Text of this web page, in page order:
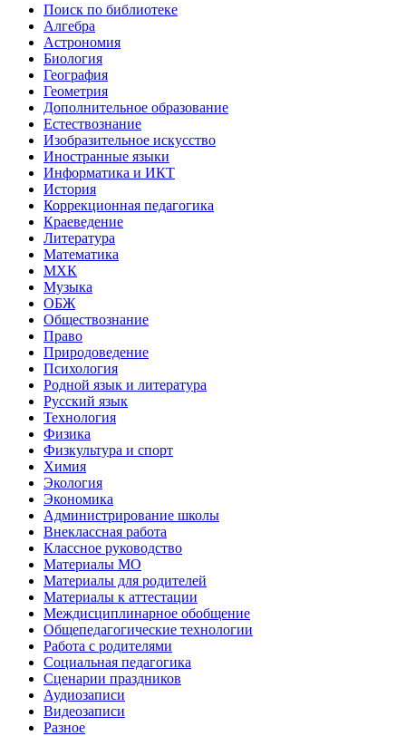
Поиск по библиотеке
Алгебра
Астрономия
Биология
География
Геометрия
Дополнительное образование
Естествознание
Изобразительное искусство
Иностранные языки
Информатика и ИКТ
История
Коррекционная педагогика
Краеведение
Литература
Математика
МХК
Музыка
ОБЖ
Обществознание
Право
Природоведение
Психология
Родной язык и литература
Русский язык
Технология
Физика
Физкультура и спорт
Химия
Экология
Экономика
Администрирование школы
Внеклассная работа
Классное руководство
Материалы МО
Материалы для родителей
Материалы к аттестации
Междисциплинарное обобщение
Общепедагогические технологии
Работа с родителями
Социальная педагогика
Сценарии праздников
Аудиозаписи
Видеозаписи
Разное